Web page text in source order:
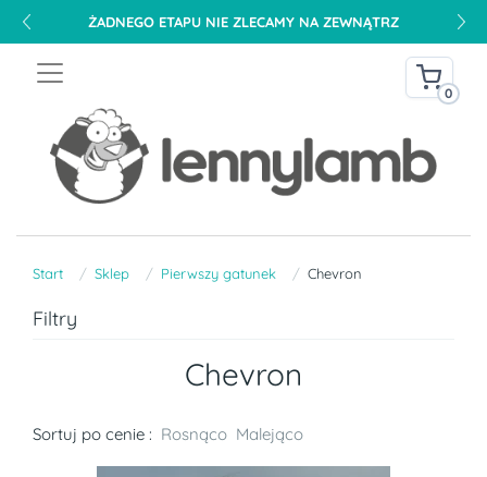
DARMOWA DOSTAWA NA TERENIE POLSKI OD 240 PLN
0
Start Sklep Pierwszy gatunek Chevron
Filtry
Chevron
Sortuj po cenie : Rosnąco Malejąco